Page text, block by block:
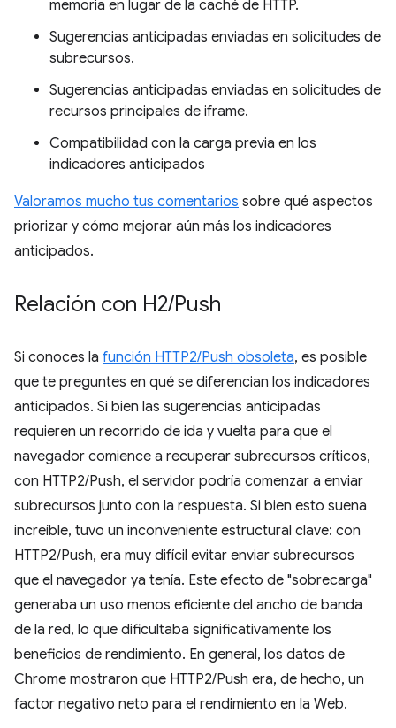
memoria en lugar de la caché de HTTP.
Sugerencias anticipadas enviadas en solicitudes de
subrecursos.
Sugerencias anticipadas enviadas en solicitudes de
recursos principales de iframe.
Compatibilidad con la carga previa en los
indicadores anticipados
Valoramos mucho tus comentarios sobre qué aspectos
priorizar y cómo mejorar aún más los indicadores
anticipados.
Relación con H2/Push
Si conoces la función HTTP2/Push obsoleta, es posible
que te preguntes en qué se diferencian los indicadores
anticipados. Si bien las sugerencias anticipadas
requieren un recorrido de ida y vuelta para que el
navegador comience a recuperar subrecursos críticos,
con HTTP2/Push, el servidor podría comenzar a enviar
subrecursos junto con la respuesta. Si bien esto suena
increíble, tuvo un inconveniente estructural clave: con
HTTP2/Push, era muy difícil evitar enviar subrecursos
que el navegador ya tenía. Este efecto de "sobrecarga"
generaba un uso menos eficiente del ancho de banda
de la red, lo que dificultaba significativamente los
beneficios de rendimiento. En general, los datos de
Chrome mostraron que HTTP2/Push era, de hecho, un
factor negativo neto para el rendimiento en la Web.